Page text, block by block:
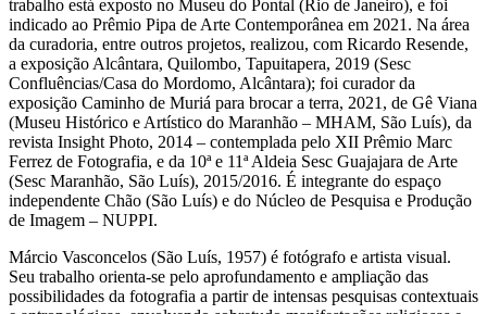
trabalho está exposto no Museu do Pontal (Rio de Janeiro), e foi
indicado ao Prêmio Pipa de Arte Contemporânea em 2021. Na área
da curadoria, entre outros projetos, realizou, com Ricardo Resende,
a exposição Alcântara, Quilombo, Tapuitapera, 2019 (Sesc
Confluências/Casa do Mordomo, Alcântara); foi curador da
exposição Caminho de Muriá para brocar a terra, 2021, de Gê Viana
(Museu Histórico e Artístico do Maranhão – MHAM, São Luís), da
revista Insight Photo, 2014 – contemplada pelo XII Prêmio Marc
Ferrez de Fotografia, e da 10ª e 11ª Aldeia Sesc Guajajara de Arte
(Sesc Maranhão, São Luís), 2015/2016. É integrante do espaço
independente Chão (São Luís) e do Núcleo de Pesquisa e Produção
de Imagem – NUPPI.
Márcio Vasconcelos (São Luís, 1957) é fotógrafo e artista visual.
Seu trabalho orienta-se pelo aprofundamento e ampliação das
possibilidades da fotografia a partir de intensas pesquisas contextuais